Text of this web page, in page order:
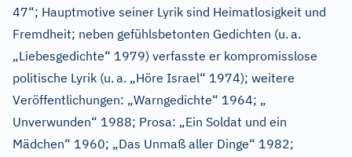
47“; Hauptmotive seiner Lyrik sind Heimatlosigkeit und
Fremdheit; neben gefühlsbetonten Gedichten (u. a.
„Liebesgedichte“ 1979) verfasste er kompromisslose
politische Lyrik (u. a. „Höre Israel“ 1974); weitere
Veröffentlichungen: „Warngedichte“ 1964; „
Unverwunden“ 1988; Prosa: „Ein Soldat und ein
Mädchen“ 1960; „Das Unmaß aller Dinge“ 1982;